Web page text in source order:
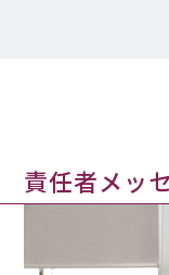
責任者メッ